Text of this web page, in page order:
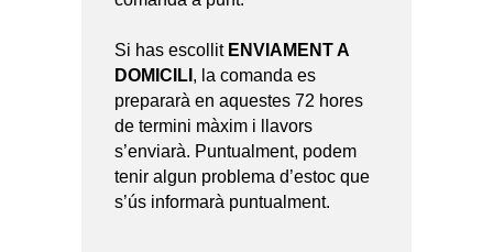
Si has escollit ENVIAMENT A
DOMICILI , la comanda es
prepararà en aquestes 72 hores
de termini màxim i llavors
s’enviarà. Puntualment, podem
tenir algun problema d’estoc que
s’ús informarà puntualment.